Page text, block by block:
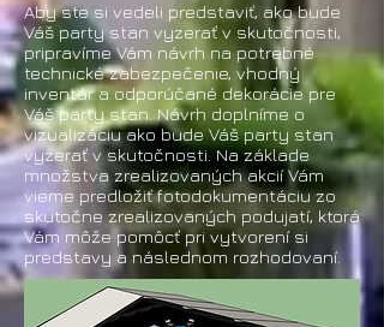
Aby ste si vedeli predstaviť, ako bude
Váš party stan vyzerať v skutočnosti,
pripravíme Vám návrh na potrebné
technické zabezpečenie, vhodný
inventár a odporúčané dekorácie pre
Váš party stan. Návrh doplníme o
vizualizáciu ako bude Váš party stan
vyzerať v skutočnosti. Na základe
množstva zrealizovaných akcií Vám
vieme predložiť fotodokumentáciu zo
skutočne zrealizovaných podujatí, ktorá
Vám môže pomôcť pri vytvorení si
predstavy a následnom rozhodovaní.